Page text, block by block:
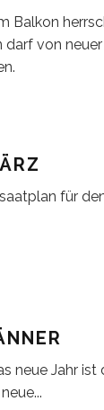
Balkon
darf von
für
neue Jahr
...